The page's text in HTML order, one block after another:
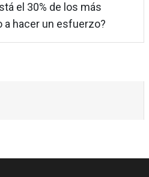
el 30% de los más
hacer un esfuerzo?